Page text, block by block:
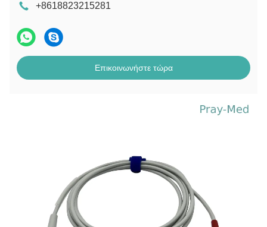
+8618823215281
Επικοινωνήστε τώρα